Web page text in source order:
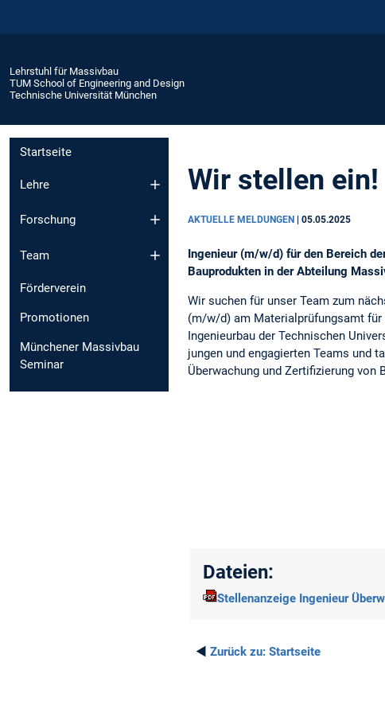
Lehrstuhl für Massivbau
TUM School of Engineering and Design
Technische Universität München
Startseite
Lehre
Forschung
Team
Förderverein
Promotionen
Münchener Massivbau
Seminar
Wir stellen ein!
AKTUELLE MELDUNGEN | 05.05.2025
Ingenieur (m/w/d) für den Bereich
Bauprodukten in der Abteilung
Wir suchen für unser Team zum
(m/w/d) am Materialprüfungsamt
Ingenieurbau der Technischen
jungen und engagierten Teams und
Überwachung und Zertifizierung von
Dateien:
Stellenanzeige Ingenieur
◄ Zurück zu: Startseite